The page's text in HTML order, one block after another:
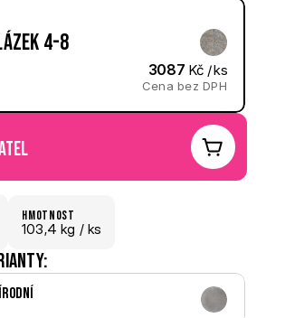
4-8
3087 Kč / ks
Cena bez DPH
hmotnost
103,4 kg / ks